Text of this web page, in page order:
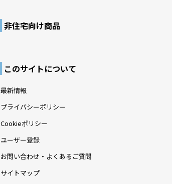
非住宅向け商品
このサイトについて
最新情報
プライバシーポリシー
Cookieポリシー
ユーザー登録
お問い合わせ・よくあるご質問
サイトマップ